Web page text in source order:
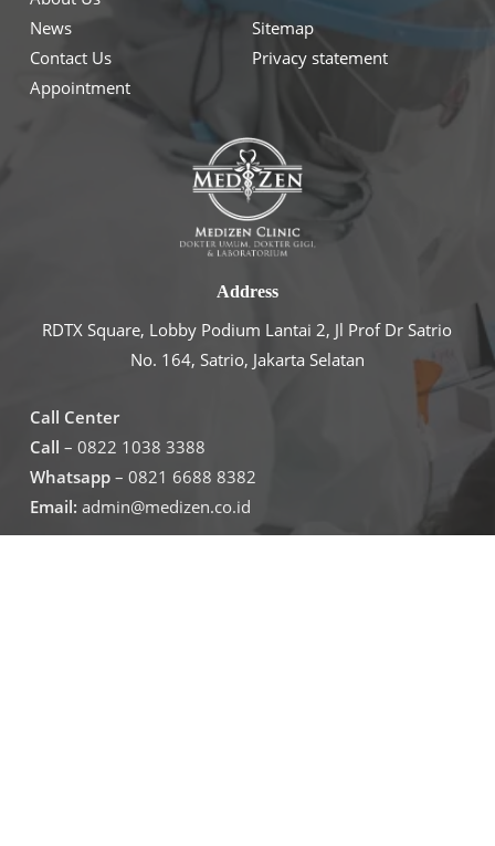
News
Contact Us
Appointment
Sitemap
Privacy statement
Address
RDTX Square, Lobby Podium Lantai 2, Jl Prof Dr Satrio
No. 164, Satrio, Jakarta Selatan
Call Center
Call – 0822 1038 3388
Whatsapp – 0821 6688 8382
Email: admin@medizen.co.id